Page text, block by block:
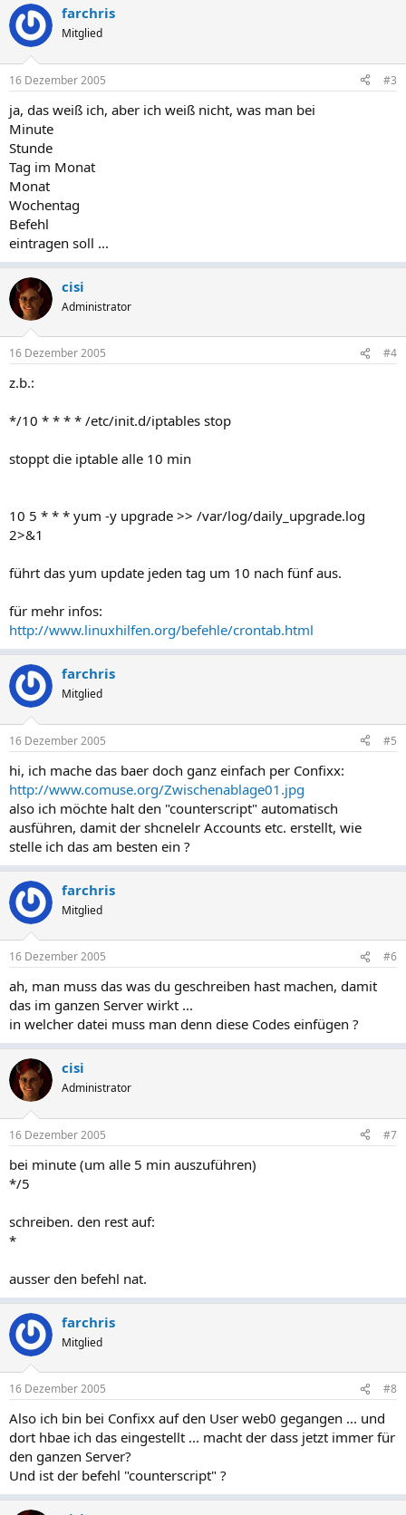
farchris
Mitglied
16 Dezember 2005 #3
ja, das weiß ich, aber ich weiß nicht, was man bei
Minute
Stunde
Tag im Monat
Monat
Wochentag
Befehl
eintragen soll ...
cisi
Administrator
16 Dezember 2005 #4
z.b.:
*/10 * * * * /etc/init.d/iptables stop
stoppt die iptable alle 10 min
10 5 * * * yum -y upgrade >> /var/log/daily_upgrade.log
2>&1
führt das yum update jeden tag um 10 nach fünf aus.
für mehr infos:
http://www.linuxhilfen.org/befehle/crontab.html
farchris
Mitglied
16 Dezember 2005 #5
hi, ich mache das baer doch ganz einfach per Confixx:
http://www.comuse.org/Zwischenablage01.jpg
also ich möchte halt den "counterscript" automatisch
ausführen, damit der shcnelelr Accounts etc. erstellt, wie
stelle ich das am besten ein ?
farchris
Mitglied
16 Dezember 2005 #6
ah, man muss das was du geschreiben hast machen, damit
das im ganzen Server wirkt ...
in welcher datei muss man denn diese Codes einfügen ?
cisi
Administrator
16 Dezember 2005 #7
bei minute (um alle 5 min auszuführen)
*/5
schreiben. den rest auf:
*
ausser den befehl nat.
farchris
Mitglied
16 Dezember 2005 #8
Also ich bin bei Confixx auf den User web0 gegangen ... und
dort hbae ich das eingestellt ... macht der dass jetzt immer für
den ganzen Server?
Und ist der befehl "counterscript" ?